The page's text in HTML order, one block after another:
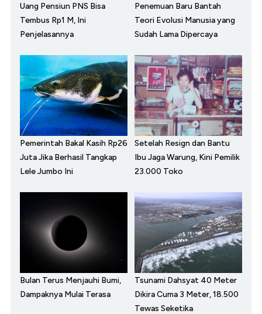
Uang Pensiun PNS Bisa
Tembus Rp1 M, Ini
Penjelasannya
Penemuan Baru Bantah
Teori Evolusi Manusia yang
Sudah Lama Dipercaya
Pemerintah Bakal Kasih Rp26
Juta Jika Berhasil Tangkap
Lele Jumbo Ini
Setelah Resign dan Bantu
Ibu Jaga Warung, Kini Pemilik
23.000 Toko
Bulan Terus Menjauhi Bumi,
Dampaknya Mulai Terasa
Tsunami Dahsyat 40 Meter
Dikira Cuma 3 Meter, 18.500
Tewas Seketika